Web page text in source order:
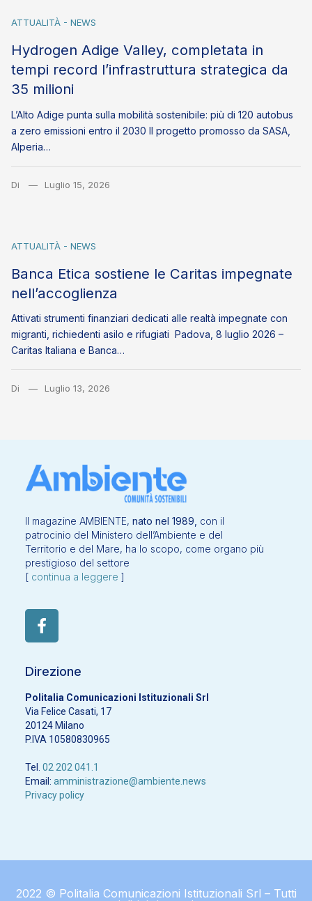
ATTUALITÀ - NEWS
Hydrogen Adige Valley, completata in
tempi record l’infrastruttura strategica da
35 milioni
L’Alto Adige punta sulla mobilità sostenibile: più di 120 autobus
a zero emissioni entro il 2030 Il progetto promosso da SASA,
Alperia…
Di Luglio 15, 2026
ATTUALITÀ - NEWS
Banca Etica sostiene le Caritas impegnate
nell’accoglienza
Attivati strumenti finanziari dedicati alle realtà impegnate con
migranti, richiedenti asilo e rifugiati Padova, 8 luglio 2026 –
Caritas Italiana e Banca…
Di Luglio 13, 2026
Il magazine AMBIENTE, nato nel 1989, con il
patrocinio del Ministero dell’Ambiente e del
Territorio e del Mare, ha lo scopo, come organo più
prestigioso del settore
[ continua a leggere ]
Direzione
Politalia Comunicazioni Istituzionali Srl
Via Felice Casati, 17
20124 Milano
P.IVA 10580830965
Tel. 02 202 041.1
Email: amministrazione@ambiente.news
Privacy policy
2022 © Politalia Comunicazioni Istituzionali Srl – Tutti